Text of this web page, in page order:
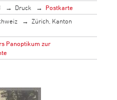
Druck
Postkarte
Zürich, Kanton
Panoptikum zur